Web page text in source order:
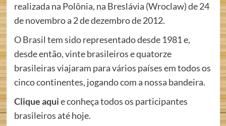
realizada na Polônia, na Breslávia (Wroclaw) de 24
de novembro a 2 de dezembro de 2012.
O Brasil tem sido representado desde 1981 e,
desde então, vinte brasileiros e quatorze
brasileiras viajaram para vários países em todos os
cinco continentes, jogando com a nossa bandeira.
Clique aquie conheça todos os participantes
brasileiros até hoje.